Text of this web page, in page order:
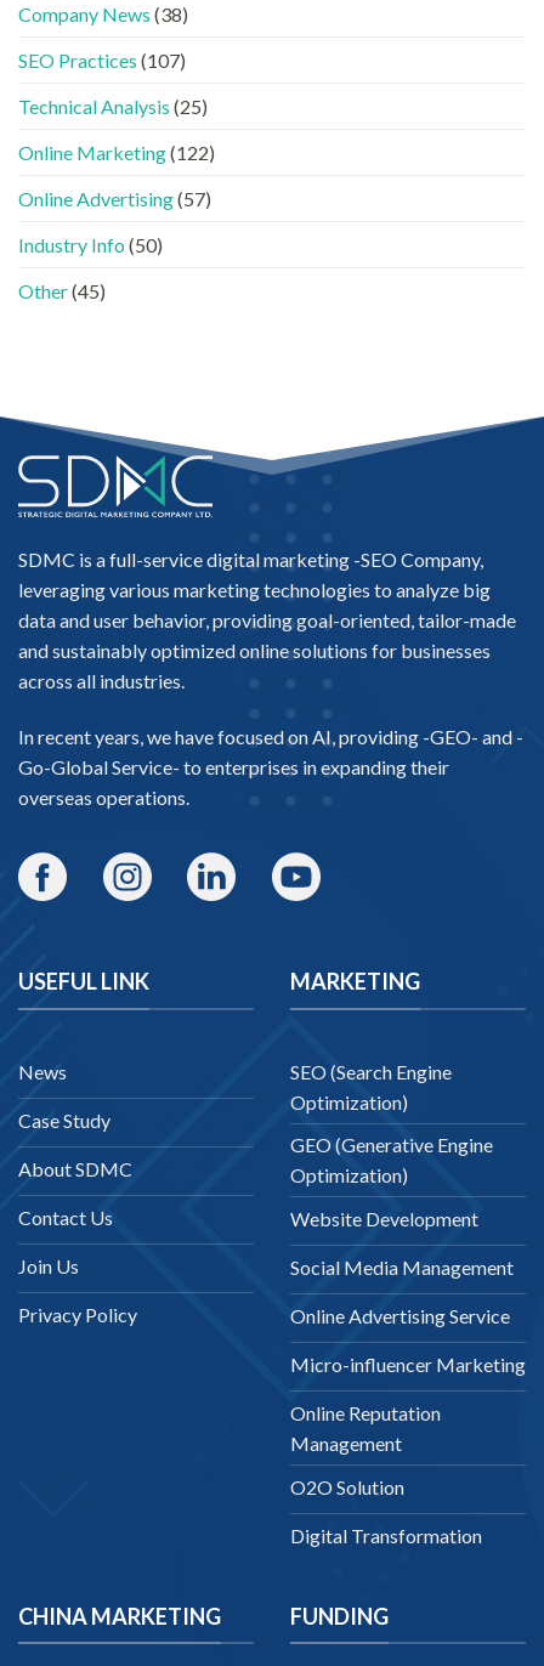
中
AISEO
AEO
實
做
品
如
進
的
任
單」？〉
Company News (38)
SEO Practices (107)
Technical Analysis (25)
Online Marketing(122)
Online Advertising(57)
Industry Info (50)
Other(45)
SDMC is a full-service digital marketing -SEO Company,
leveraging various marketing technologies to analyze big
data and user behavior, providing goal-oriented, tailor-made
and sustainably optimized online solutions for businesses
across all industries.
In recent years, we have focused on AI, providing -GEO- and -
Go-Global Service- to enterprises in expanding their
overseas operations.
USEFUL LINK
News
Case Study
About SDMC
Contact Us
Join Us
Privacy Policy
MARKETING
SEO (Search Engine
Optimization)
GEO (Generative Engine
Optimization)
Website Development
Social Media Management
Online Advertising Service
Micro-influencer Marketing
Online Reputation
Management
O2O Solution
Digital Transformation
CHINA MARKETING FUNDING